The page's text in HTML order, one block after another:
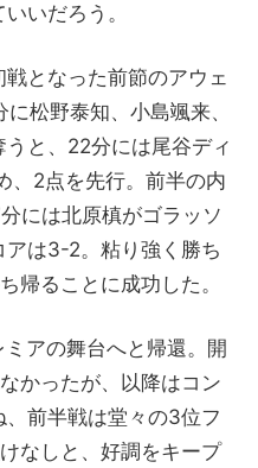
いだろう。
となった前節のアウェ
松野泰知、小島颯来、
と、22分には尾谷ディ
、2点を先行。前半の内
には北原槙がゴラッソ
アは3-2。粘り強く勝ち
帰ることに成功した。
アの舞台へと帰還。開
かったが、以降はコン
前半戦は堂々の3位フ
なしと、好調をキープ